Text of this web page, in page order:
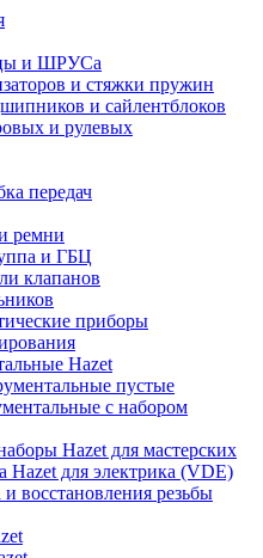
и ШРУСа
и стяжки пружин
и сайлентблоков
и рулевых
передач
ремни
и ГБЦ
клапанов
приборы
Hazet
пустые
с набором
Hazet для мастерских
Hazet для электрика (VDE)
восстановления резьбы